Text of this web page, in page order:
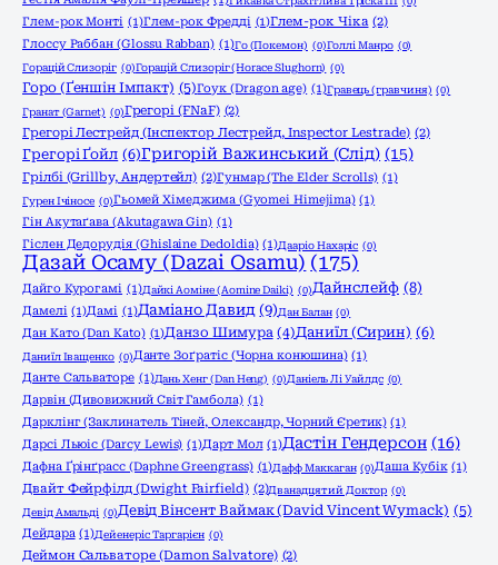
Глем-рок Монті (1)Глем-рок Фредді (1)Глем-рок Чіка (2)
Глоссу Раббан (Glossu Rabban) (1)Го (Покемон) (0)Голлі Манро (0)
Горацій Слизоріг (0)Горацій Слизоріг (Horace Slughorn) (0)
Горо (Ґеншін Імпакт) (5)Гоук (Dragon age) (1)Гравець (гравчиня) (0)
Гранат (Garnet) (0)Грегорі (FNaF) (2)
Грегорі Лестрейд (Інспектор Лестрейд, Inspector Lestrade) (2)
Грегорі Ґойл (6)Григорій Важинський (Слід) (15)
Грілбі (Grillby, Андертейл) (2)Гунмар (The Elder Scrolls) (1)
Гурен Ічіносе (0)Гьомей Хімеджима (Gyomei Himejima) (1)
Гін Акутаґава (Akutagawa Gin) (1)
Гіслен Дедорудія (Ghislaine Dedoldia) (1)Дааріо Нахаріс (0)
Дазай Осаму (Dazai Osamu) (175)
Дайго Курогамі (1)Дайкі Аоміне (Aomine Daiki) (0)Дайнслейф (8)
Дамелі (1)Дамі (1)Даміано Давид (9)Дан Балан (0)
Дан Като (Dan Katо) (1)Данзо Шимура (4)Даниїл (Сирин) (6)
Даниїл Іващенко (0)Данте Зоґратіс (Чорна конюшина) (1)
Данте Сальваторе (1)Дань Хенг (Dan Heng) (0)Даніель Лі Уайлдс (0)
Дарвін (Дивовижний Світ Гамбола) (1)
Дарклінг (Заклинатель Тіней, Олександр, Чорний Єретик) (1)
Дарсі Льюіс (Darcy Lewis) (1)Дарт Мол (1)Дастін Гендерсон (16)
Дафна Ґрінґрасс (Daphne Greengrass) (1)Дафф Маккаган (0)Даша Кубік (1)
Двайт Фейрфілд (Dwight Fairfield) (2)Дванадцятий Доктор (0)
Девід Амальді (0)Девід Вінсент Ваймак (David Vincent Wymack) (5)
Дейдара (1)Дейенеріс Таргарієн (0)
Деймон Сальваторе (Damon Salvatore) (2)